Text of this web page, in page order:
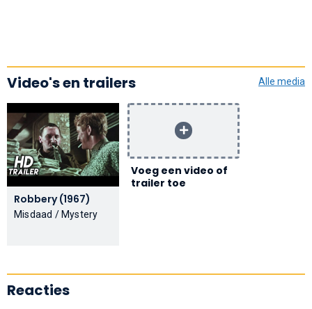
Video's en trailers Alle media
Robbery (1967)
Misdaad / Mystery
Voeg een video of
trailer toe
Reacties